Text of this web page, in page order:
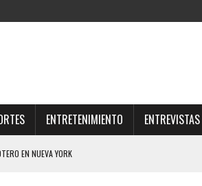
ENTRETENIMIENTO ENTREVISTAS
EN NUEVA YORK